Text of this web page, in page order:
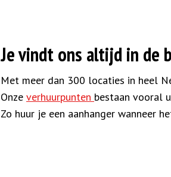
Je vindt ons altijd in de
Met meer dan 300 locaties in heel
Onze verhuurpunten bestaan vooral
Zo huur je een aanhanger wanneer